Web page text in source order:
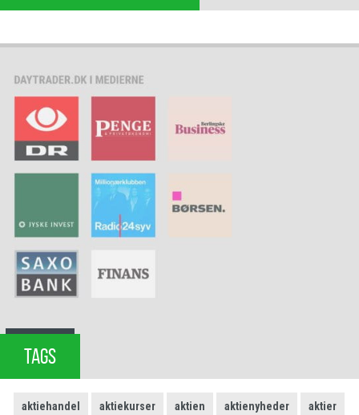
TAGS
aktiehandel aktiekurser aktien aktienyheder aktier